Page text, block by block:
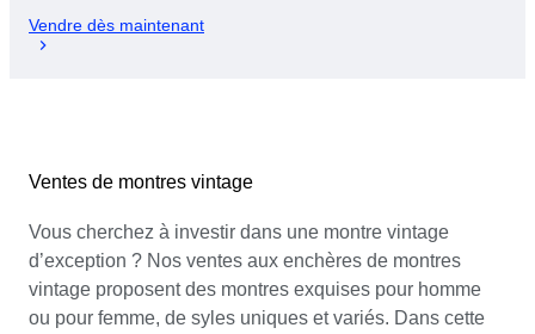
Vendre dès maintenant
Ventes de montres vintage
Vous cherchez à investir dans une montre vintage
d’exception ? Nos ventes aux enchères de montres
vintage proposent des montres exquises pour homme
ou pour femme, de syles uniques et variés. Dans cette